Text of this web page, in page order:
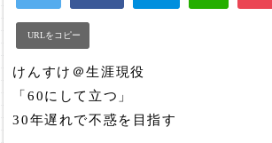
けんすけ＠生涯現役
「60にして立つ」
30年遅れで不惑を目指す